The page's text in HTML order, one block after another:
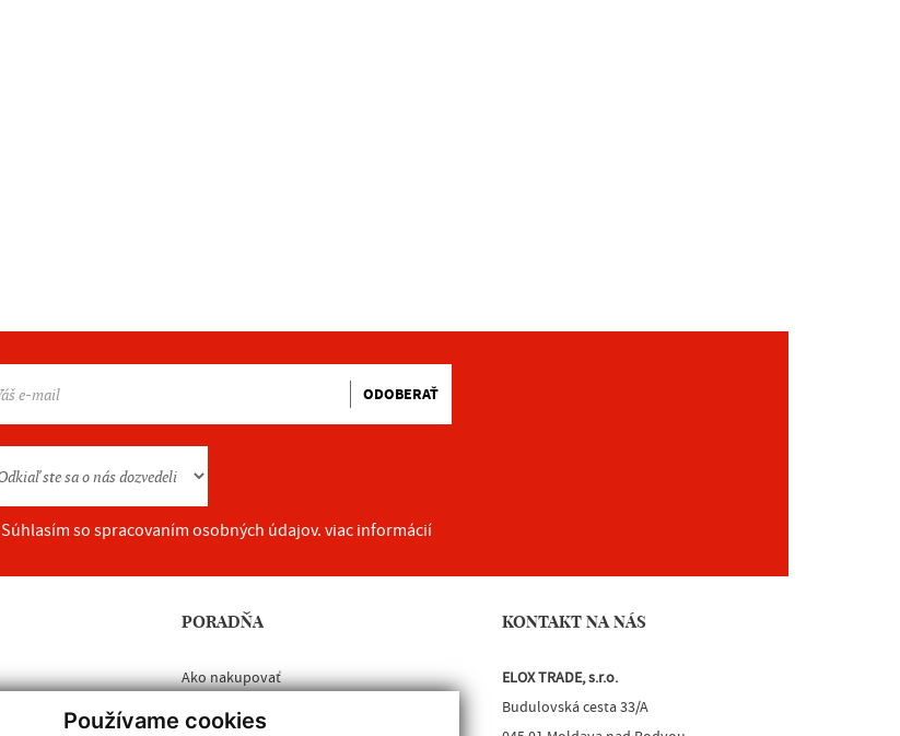
Používame cookies
ODOBERAŤ
Súhlasím so spracovaním osobných údajov. viac informácií
PORADŇA
Ako nakupovať
Obchodné podmienky
KONTAKT NA NÁS
ELOX TRADE, s.r.o.
Budulovská cesta 33/A